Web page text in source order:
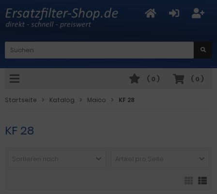
( 0 )
( 0 )
Startseite Katalog Maico KF 28
KF 28
Sortieren nach ... Artikel pro Seite